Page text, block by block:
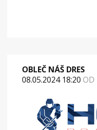
OBLEČ NÁŠ DRES
08.05.2024 18:20 OD